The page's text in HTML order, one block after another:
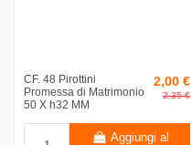
CF. 48 Pirottini
Promessa di Matrimonio
50 X h32 MM
2,00 €
2,35 €
Aggiungi al